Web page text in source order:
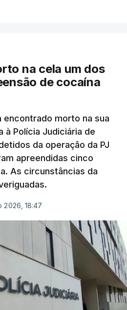
concluídos cerca de 50 por
pedidos de reapreciação,
voz da Missão Escola
que o processo esteja
e nos últimos dias,
ainda estão a ser
para reapreciações"
Lusa."Será
termos a totalidade
o processo de reapreciação
constrangimentos. Há
modelos preenchidos
justificativa para o
ou os documentos que os
na cela um dos
de cocaína
encontrado morto na sua
à Polícia Judiciária de
da operação da PJ
apreendidas cinco
As circunstâncias da
2026, 18:47